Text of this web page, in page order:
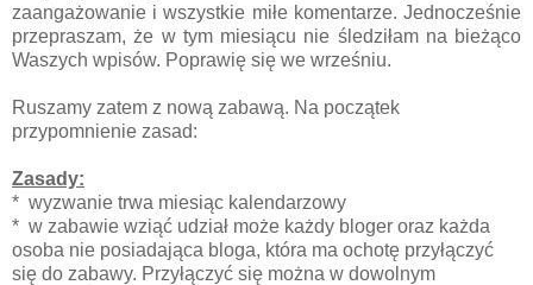
zaangażowanie i wszystkie miłe komentarze. Jednocześnie
przepraszam, że w tym miesiącu nie śledziłam na bieżąco
Waszych wpisów. Poprawię się we wrześniu.
Ruszamy zatem z nową zabawą. Na początek
przypomnienie zasad:
Zasady:
* wyzwanie trwa miesiąc kalendarzowy
* w zabawie wziąć udział może każdy bloger oraz każda
osoba nie posiadająca bloga, która ma ochotę przyłączyć
się do zabawy. Przyłączyć się można w dowolnym